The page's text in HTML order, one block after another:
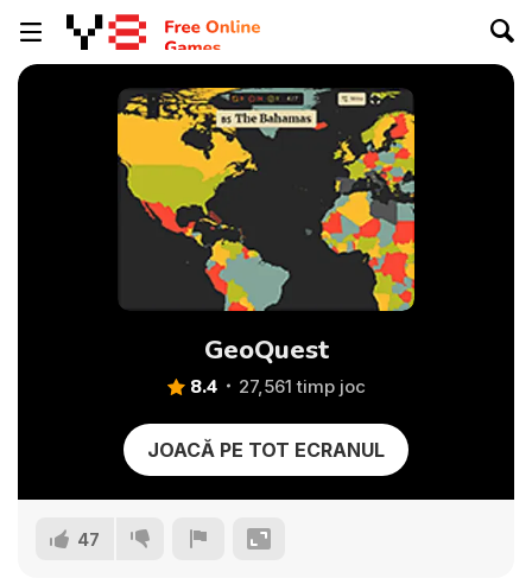
GeoQuest
8.4 27,561 timp joc
JOACĂ PE TOT ECRANUL
47